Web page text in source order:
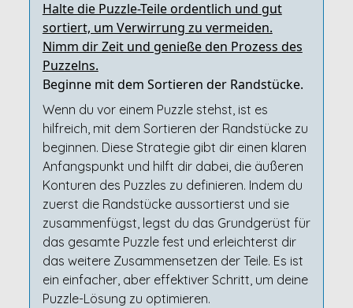
Halte die Puzzle-Teile ordentlich und gut
sortiert, um Verwirrung zu vermeiden.
Nimm dir Zeit und genieße den Prozess des
Puzzelns.
Beginne mit dem Sortieren der Randstücke.
Wenn du vor einem Puzzle stehst, ist es
hilfreich, mit dem Sortieren der Randstücke zu
beginnen. Diese Strategie gibt dir einen klaren
Anfangspunkt und hilft dir dabei, die äußeren
Konturen des Puzzles zu definieren. Indem du
zuerst die Randstücke aussortierst und sie
zusammenfügst, legst du das Grundgerüst für
das gesamte Puzzle fest und erleichterst dir
das weitere Zusammensetzen der Teile. Es ist
ein einfacher, aber effektiver Schritt, um deine
Puzzle-Lösung zu optimieren.